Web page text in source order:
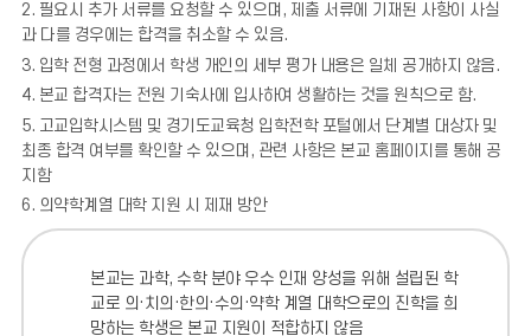
2. 필요시 추가 서류를 요청할 수 있으며, 제출 서류에 기재된 사항이 사실
과 다를 경우에는 합격을 취소할 수 있음.
3. 입학 전형 과정에서 학생 개인의 세부 평가 내용은 일체 공개하지 않음.
4. 본교 합격자는 전원 기숙사에 입사하여 생활하는 것을 원칙으로 함.
5. 고교입학시스템 및 경기도교육청 입학전학 포털에서 단계별 대상자 및
최종 합격 여부를 확인할 수 있으며, 관련 사항은 본교 홈페이지를 통해 공
지함
6. 의약학계열 대학 지원 시 제재 방안
본교는 과학, 수학 분야 우수 인재 양성을 위해 설립된 학
교로 의·치의·한의·수의·약학 계열 대학으로의 진학을 희
망하는 학생은 본교 지원이 적합하지 않음